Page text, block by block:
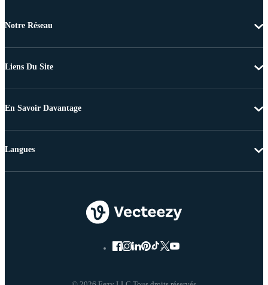
Notre Réseau
Liens Du Site
En Savoir Davantage
Langues